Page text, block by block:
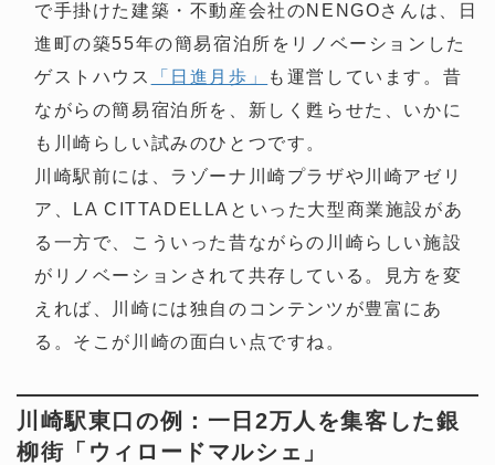
で手掛けた建築・不動産会社のNENGOさんは、日
進町の築55年の簡易宿泊所をリノベーションした
ゲストハウス
「日進月歩」
も運営しています。昔
ながらの簡易宿泊所を、新しく甦らせた、いかに
も川崎らしい試みのひとつです。
川崎駅前には、ラゾーナ川崎プラザや川崎アゼリ
ア、LA CITTADELLAといった大型商業施設があ
る一方で、こういった昔ながらの川崎らしい施設
がリノベーションされて共存している。見方を変
えれば、川崎には独自のコンテンツが豊富にあ
る。そこが川崎の面白い点ですね。
川崎駅東口の例：一日2万人を集客した銀
柳街「ウィロードマルシェ」